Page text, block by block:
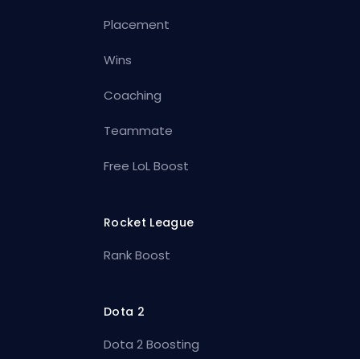
Placement
Wins
Coaching
Teammate
Free LoL Boost
Rocket League
Rank Boost
Dota 2
Dota 2 Boosting